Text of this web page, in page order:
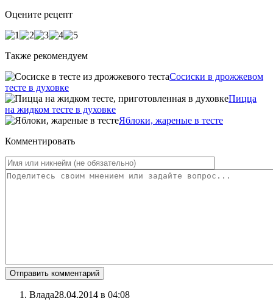
Оцените рецепт
Также рекомендуем
Сосиски в дрожжевом
тесте в духовке
Пицца
на жидком тесте в духовке
Яблоки, жареные в тесте
Комментировать
Влада28.04.2014 в 04:08